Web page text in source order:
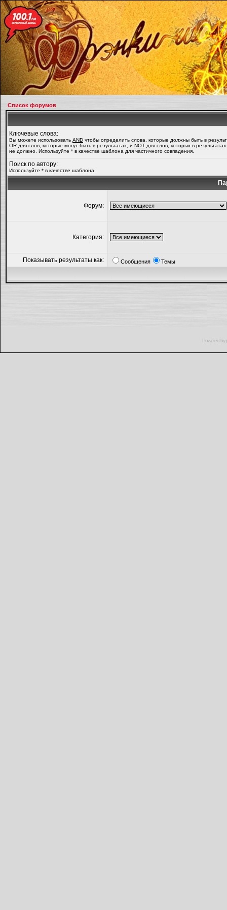
Список форумов
Ключевые слова:
Вы можете использовать AND чтобы определить слова, которые должны быть в
OR для слов, которые могут быть в результатах, и NOT для слов, которых в
не должно. Используйте * в качестве шаблона для частичного совпадения.
Поиск по автору:
Используйте * в качестве шаблона
Форум:
Категория:
Показывать результаты как: Сообщения Темы
Powered by